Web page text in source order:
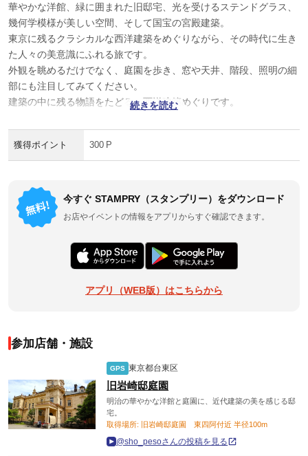
華やかな洋館、緑に囲まれた旧邸宅、光を受けるステンドグラス、
幾何学模様が美しい空間、そして国宝の宮殿建築。
東京に残るクラシカルな西洋建築をめぐりながら、その時代に生き
た人々の美意識にふれる旅です。
外観を眺めるだけでなく、庭園を歩き、窓や天井、階段、照明の細
部にも注目してみてください。
建築の中に残る物語をたどる、西洋建築めぐりです。
続きを読む
獲得ポイント 300 P
今すぐ STAMPRY（スタンプリー）をダウンロード
お店やイベントの情報をアプリからすぐ確認できます。
アプリ（WEB版）はこちらから
参加店舗・施設
GPS 東京都台東区
旧岩崎邸庭園
明治の華やかな洋館と庭園に、近代建築の美を感じる邸
宅。
取得場所: 旧岩崎邸庭園 東四阿付近 半径100m
@sho_pesoさんの投稿を見る